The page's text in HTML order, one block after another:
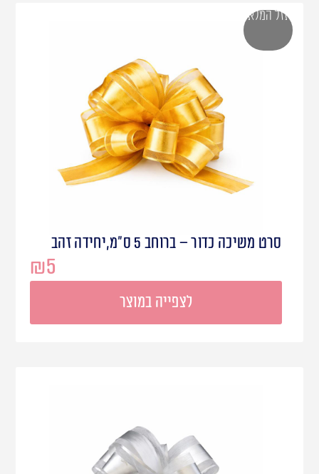
סרט משיכה כדור – ברוחב 5 ס"מ,יחידה זהב
₪5
לצפייה במוצר
אזל המלאי